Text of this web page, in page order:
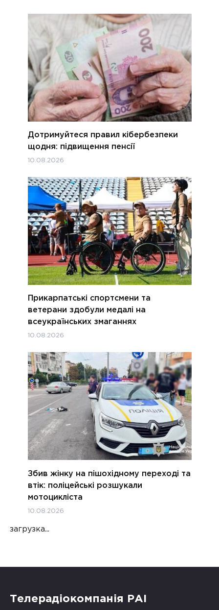
Дотримуйтеся правил кібербезпеки
щодня: підвищення пенсії
10.08.2026
Прикарпатські спортсмени та
ветерани здобули медалі на
всеукраїнських змаганнях
10.08.2026
Збив жінку на пішохідному переході та
втік: поліцейські розшукали
мотоцикліста
10.08.2026
загрузка...
Телерадіокомпанія РАІ